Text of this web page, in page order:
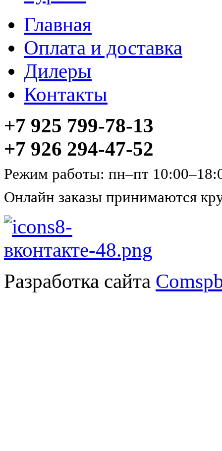
Главная
Оплата и доставка
Дилеры
Контакты
+7 925 799-78-13
+7 926 294-47-52
Режим работы: пн–пт
Онлайн заказы принимаются
Разработка сайта